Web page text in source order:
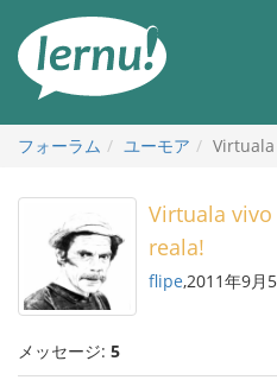
フォーラム
ユーモア
Virtuala vivo
reala!
flipe,2011年9月
メッセージ: 5